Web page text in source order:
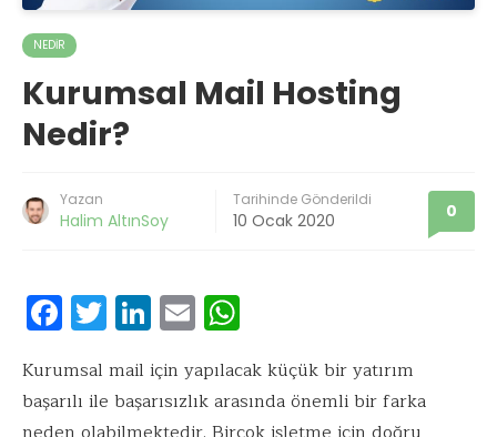
NEDIR
Kurumsal Mail Hosting
Nedir?
Yazan
Halim AltınSoy
Tarihinde Gönderildi
10 Ocak 2020 0
F
ac
e
b
T
w
it
te
Li
n
k
e
E
m
ai
l
h
at
s
Kurumsal mail için yapılacak küçük bir yatırım
başarılı ile başarısızlık arasında önemli bir farka